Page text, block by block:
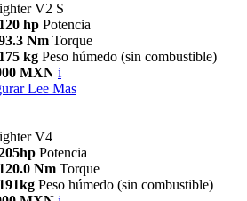
V2 S
120 hp Potencia
Nm Torque
175 kg Peso húmedo (sin combustible)
MXN i
Lee Mas
V4
Potencia
120.0 Nm Torque
191kg Peso húmedo (sin combustible)